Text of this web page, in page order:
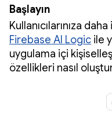
Başlayın
Kullanıcılarınıza
Firebase AI Logic ile
uygulama içi
özellikleri nasıl